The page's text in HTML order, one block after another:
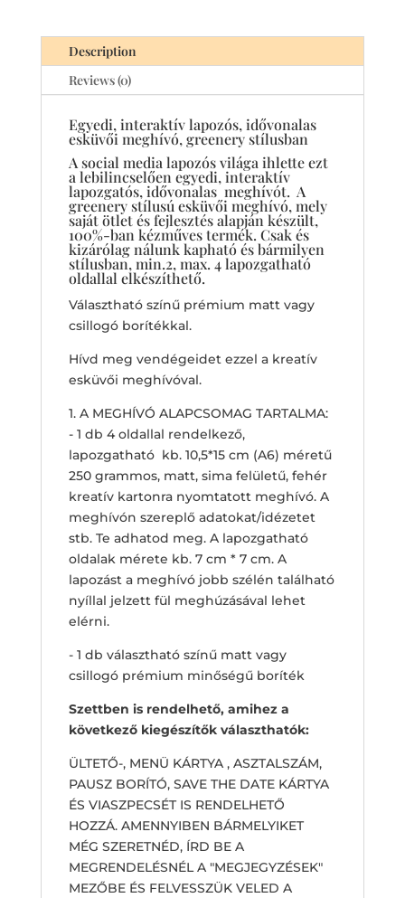
esküvői
meghívó
quantity
Description
Reviews (0)
Egyedi, interaktív lapozós, idővonalas
esküvői meghívó, greenery stílusban
A social media lapozós világa ihlette ezt
a lebilincselően egyedi, interaktív
lapozgatós, idővonalas meghívót. A
greenery stílusú esküvői meghívó, mely
saját ötlet és fejlesztés alapján készült,
100%-ban kézműves termék. Csak és
kizárólag nálunk kapható és bármilyen
stílusban, min.2, max. 4 lapozgatható
oldallal elkészíthető.
Választható színű prémium matt vagy
csillogó borítékkal.
Hívd meg vendégeidet ezzel a kreatív
esküvői meghívóval.
1. A MEGHÍVÓ ALAPCSOMAG TARTALMA:
- 1 db 4 oldallal rendelkező,
lapozgatható kb. 10,5*15 cm (A6) méretű
250 grammos, matt, sima felületű, fehér
kreatív kartonra nyomtatott meghívó. A
meghívón szereplő adatokat/idézetet
stb. Te adhatod meg. A lapozgatható
oldalak mérete kb. 7 cm * 7 cm. A
lapozást a meghívó jobb szélén található
nyíllal jelzett fül meghúzásával lehet
elérni.
- 1 db választható színű matt vagy
csillogó prémium minőségű boríték
Szettben is rendelhető, amihez a
következő kiegészítők választhatók:
ÜLTETŐ-, MENÜ KÁRTYA , ASZTALSZÁM,
PAUSZ BORÍTÓ, SAVE THE DATE KÁRTYA
ÉS VIASZPECSÉT IS RENDELHETŐ
HOZZÁ. AMENNYIBEN BÁRMELYIKET
MÉG SZERETNÉD, ÍRD BE A
MEGRENDELÉSNÉL A "MEGJEGYZÉSEK"
MEZŐBE ÉS FELVESSZÜK VELED A